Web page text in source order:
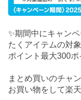
✨期間中にキャン
たくアイテムの対
ポイント最大300
まとめ買いのチャ
お買い物をして楽